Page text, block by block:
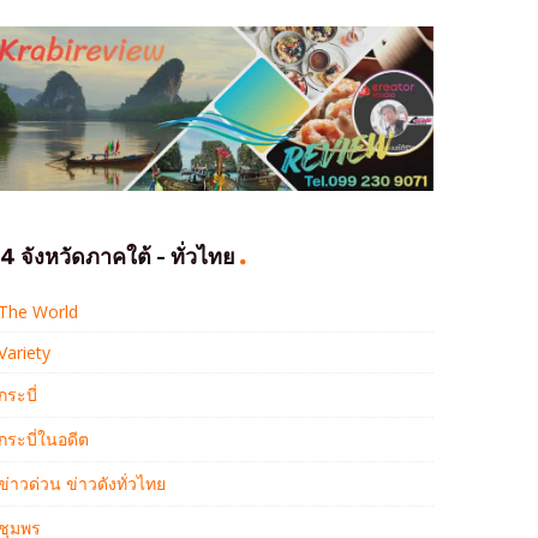
จังหวัดภาคใต้ - ทั่วไทย
World
ระบี่
ระบี่ในอดีต
าวด่วน ข่าวดังทั่วไทย
มพร